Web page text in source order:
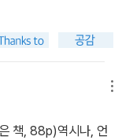
책, 88p)역시나, 언